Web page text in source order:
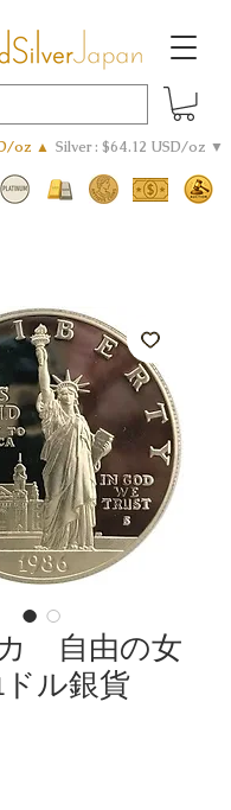
oz ▲ Silver : $64.12 USD/oz ▼
自由の女
ル銀貨